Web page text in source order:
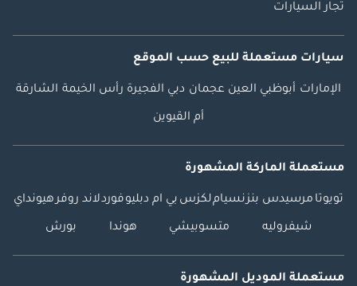
تجار السيارات
سيارات مستعملة للبيع حسب الموقع
الإمارات أبوظبي العين عجمان دبي الفجيرة رأس الخيمة الشارقة
أم القيوين
مستعملة الماركة المشهورة
تويوتا مرسيدس بنزنسياملكزس بي ام دبليوفوردلاند روفرهيونداي
شيفروليه متسوبيشي هوندا بورش
مستعملة الموديل المشهورة